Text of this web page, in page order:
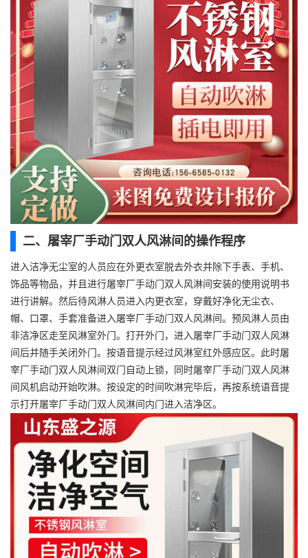
二、屠宰厂手动门双人风淋间的操作程序
进入洁净无尘室的人员应在外更衣室脱去外衣并除下手表、手机、
饰品等物品，并且进行屠宰厂手动门双人风淋间安装的使用说明书
进行讲解。然后待风淋人员进入内更衣室，穿戴好净化无尘衣、
帽、口罩、手套准备进入屠宰厂手动门双人风淋间。预风淋人员由
非洁净区走至风淋室外门。打开外门，进入屠宰厂手动门双人风淋
间后并随手关闭外门。按语音提示经过风淋室红外感应区。此时屠
宰厂手动门双人风淋间双门自动上锁，同时屠宰厂手动门双人风淋
间风机启动开始吹淋。按设定的时间吹淋完毕后，再按系统语音提
示打开屠宰厂手动门双人风淋间内门进入洁净区。